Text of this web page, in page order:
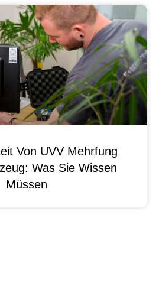
Von UVV Mehrfung
Was Sie Wissen
Müssen